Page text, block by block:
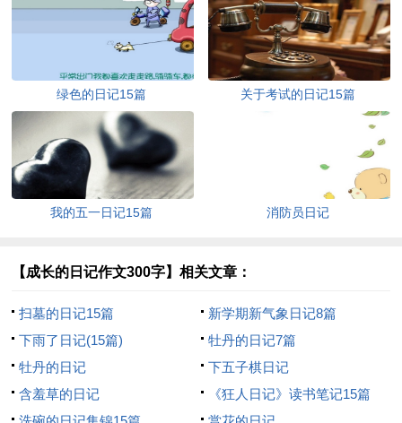
绿色的日记15篇 关于考试的日记15篇
我的五一日记15篇 消防员日记
【成长的日记作文300字】相关文章：
扫墓的日记15篇
新学期新气象日记8篇
下雨了日记(15篇)
牡丹的日记7篇
牡丹的日记
下五子棋日记
含羞草的日记
《狂人日记》读书笔记15篇